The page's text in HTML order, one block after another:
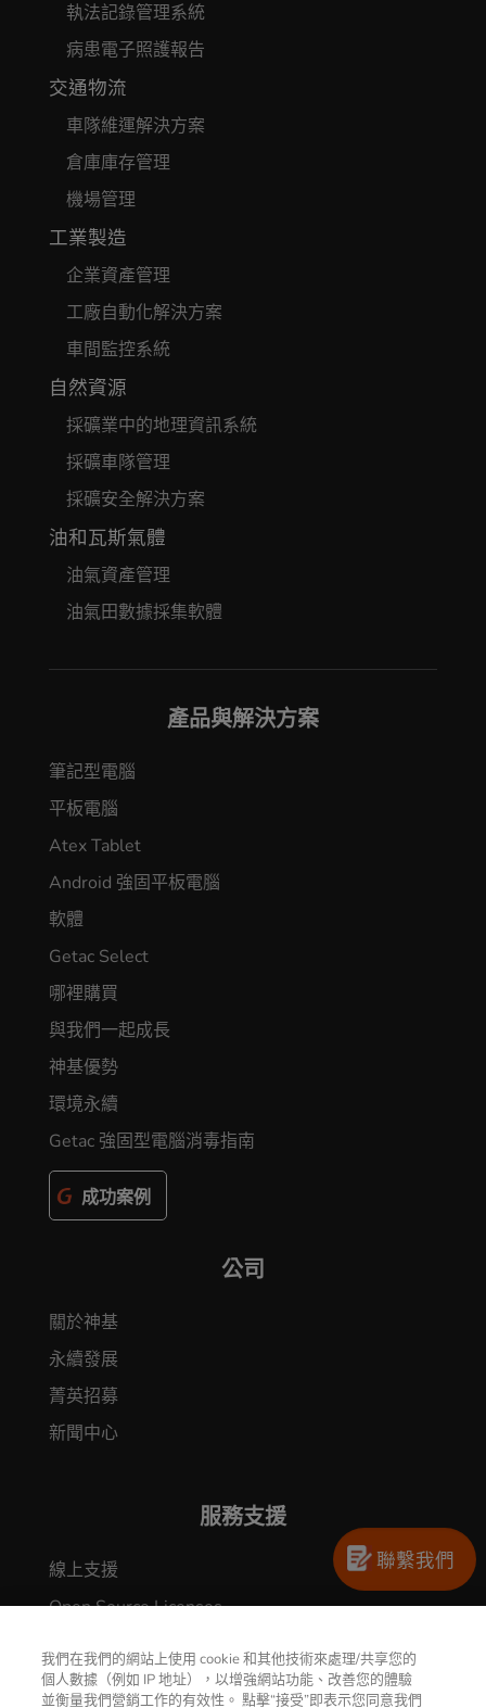
執法記錄管理系統
病患電子照護報告
交通物流
車隊維運解決方案
倉庫庫存管理
機場管理
工業製造
企業資產管理
工廠自動化解決方案
車間監控系統
自然資源
採礦業中的地理資訊系統
採礦車隊管理
採礦安全解決方案
油和瓦斯氣體
油氣資產管理
油氣田數據採集軟體
產品與解決方案
筆記型電腦
平板電腦
Atex Tablet
Android 強固平板電腦
軟體
Getac Select
哪裡購買
與我們一起成長
神基優勢
環境永續
Getac 強固型電腦消毒指南
成功案例
公司
關於神基
永續發展
菁英招募
新聞中心
服務支援
線上支援
Open Source Licenses
Security Vulnerabilities Reporting
聯繫我們
我們在我們的網站上使用 cookie 和其他技術來處理/共享您的
個人數據（例如 IP 地址），以增強網站功能、改善您的體驗
並衡量我們營銷工作的有效性。 點擊“接受”即表示您同意我們